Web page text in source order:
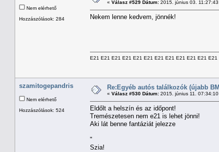
Nem elérhető
Hozzászólások: 284
« Válasz #529 Dátum: 2015. június 03.
Nekem lenne kedvem, jönnék!
E21 E21 E21 E21 E21 E21 E21 E21 E21 E21 E21
szamitogepandris
Nem elérhető
Hozzászólások: 524
Re:Egyéb autós találkozók (újabb
« Válasz #530 Dátum: 2015. június 11.
Eldőlt a helszín és az időpont!
Tremészetesen nem e21 is lehet jönni!
Aki lát benne fantáziát jelezze
"
Szia!